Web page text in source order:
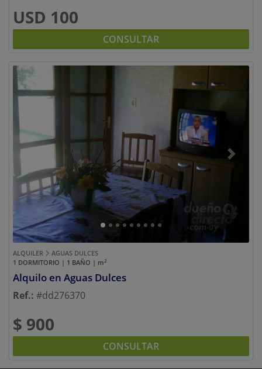
USD 100
CONSULTAR
Next
ALQUILER
AGUAS DULCES
1 DORMITORIO | 1 BAÑO | m2
Alquilo en Aguas Dulces
Ref.: #dd276370
$ 900
CONSULTAR